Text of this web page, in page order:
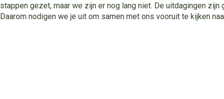
stappen gezet, maar we zijn er nog lang niet. De uitdagingen
Daarom nodigen we je uit om samen met ons vooruit te kijken